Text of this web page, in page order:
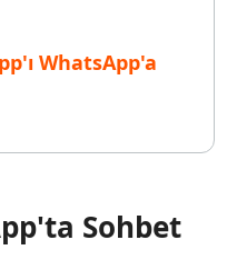
WhatsApp'a
Sohbet